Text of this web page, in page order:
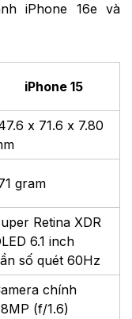
iPhone 16e và
iPhone 15
x 71.6 x 7.80
gram
Retina XDR
6.1 inch
số quét 60Hz
chính
(f/1.6)